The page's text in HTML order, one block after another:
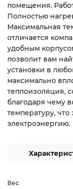
помещения.
Полностью
Максимальная
отличается
удобным
позволит вам
установки в
максимально
теплоизоляция,
благодаря чему
температуру,
электроэнергию.
Вес